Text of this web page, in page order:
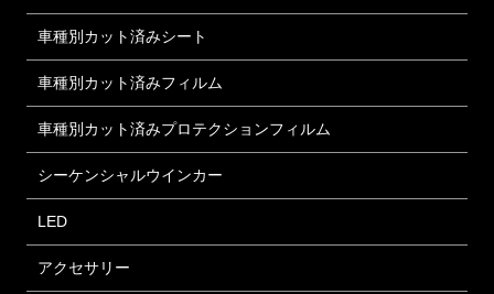
車種別カット済みシート
車種別カット済みフィルム
車種別カット済みプロテクションフィルム
シーケンシャルウインカー
LED
アクセサリー